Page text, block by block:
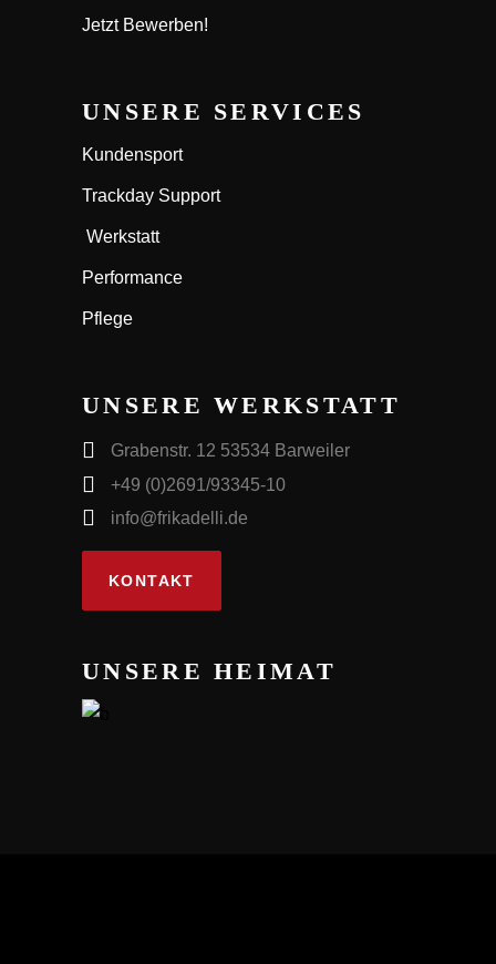
Jetzt Bewerben!
UNSERE SERVICES
Kundensport
Trackday Support
Werkstatt
Performance
Pflege
UNSERE WERKSTATT
Grabenstr. 12 53534 Barweiler
+49 (0)2691/93345-10
info@frikadelli.de
KONTAKT
UNSERE HEIMAT